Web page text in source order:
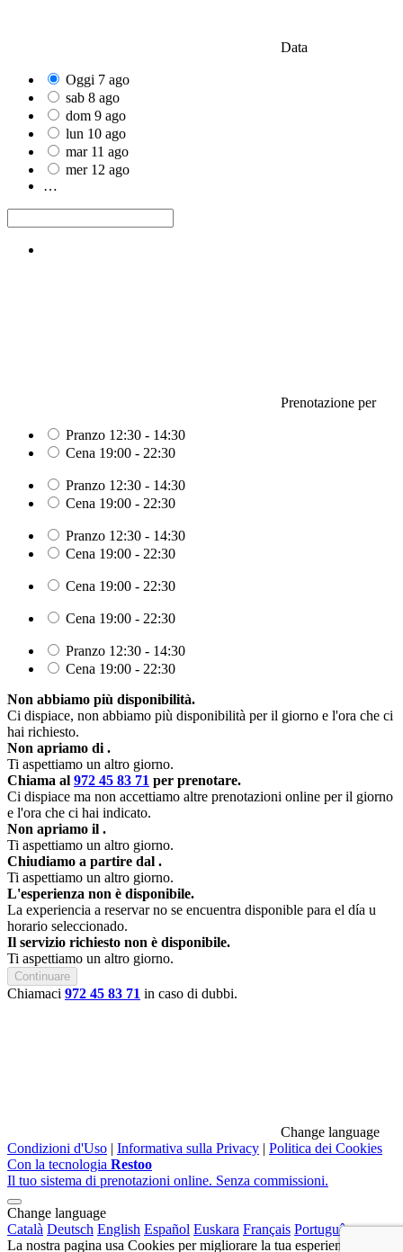
Data
Oggi 7 ago
sab 8 ago
dom 9 ago
lun 10 ago
mar 11 ago
mer 12 ago
…
Prenotazione per
Pranzo 12:30 - 14:30
Cena 19:00 - 22:30
Pranzo 12:30 - 14:30
Cena 19:00 - 22:30
Pranzo 12:30 - 14:30
Cena 19:00 - 22:30
Cena 19:00 - 22:30
Cena 19:00 - 22:30
Pranzo 12:30 - 14:30
Cena 19:00 - 22:30
Non abbiamo più disponibilità.
Ci dispiace, non abbiamo più disponibilità per il giorno e l'ora che ci
hai richiesto.
Non apriamo di .
Ti aspettiamo un altro giorno.
Chiama al 972 45 83 71 per prenotare.
Ci dispiace ma non accettiamo altre prenotazioni online per il giorno
e l'ora che ci hai indicato.
Non apriamo il .
Ti aspettiamo un altro giorno.
Chiudiamo a partire dal .
Ti aspettiamo un altro giorno.
L'esperienza non è disponibile.
La experiencia a reservar no se encuentra disponible para el día u
horario seleccionado.
Il servizio richiesto non è disponibile.
Ti aspettiamo un altro giorno.
Continuare
Chiamaci 972 45 83 71 in caso di dubbi.
Change language
Condizioni d'Uso | Informativa sulla Privacy | Politica dei Cookies
Con la tecnologia Restoo
Il tuo sistema di prenotazioni online. Senza commissioni.
Change language
Català Deutsch English Español Euskara Français Português
La nostra pagina usa Cookies per migliorare la tua esperienza e